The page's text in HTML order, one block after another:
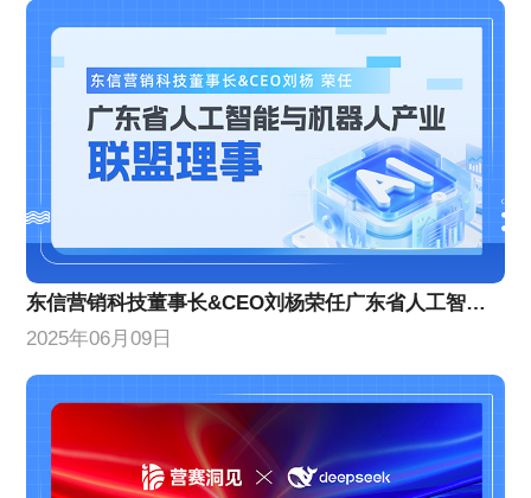
东信营销科技董事长&CEO刘杨荣任广东省人工智能与机器人产业联盟理事
2025年06月09日